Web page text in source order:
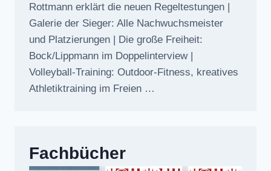
Rottmann erklärt die neuen Regeltestungen |
Galerie der Sieger: Alle Nachwuchsmeister
und Platzierungen | Die große Freiheit:
Bock/Lippmann im Doppelinterview |
Volleyball-Training: Outdoor-Fitness, kreatives
Athletiktraining im Freien …
Fachbücher